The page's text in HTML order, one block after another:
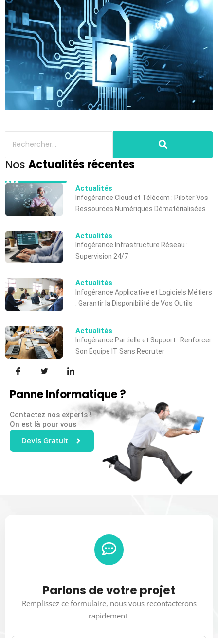
Nos Actualités récentes
Actualités
Infogérance Cloud et Télécom : Piloter Vos
Ressources Numériques Dématérialisées
Actualités
Infogérance Infrastructure Réseau :
Supervision 24/7
Actualités
Infogérance Applicative et Logiciels Métiers
: Garantir la Disponibilité de Vos Outils
Actualités
Infogérance Partielle et Support : Renforcer
Son Équipe IT Sans Recruter
Panne Informatique ?
Contactez nos experts !
On est là pour vous
Devis Gratuit
Parlons de votre projet
Remplissez ce formulaire, nous vous recontacterons
rapidement.